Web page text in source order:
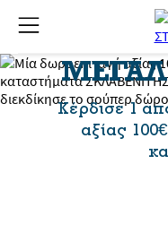
Κέρδισε 1
αξίας